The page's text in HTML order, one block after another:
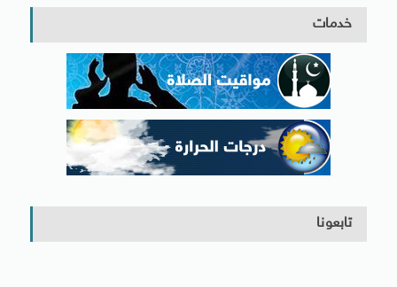
خدمات
تابعونا